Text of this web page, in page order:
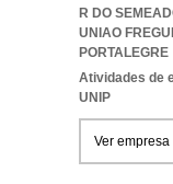
R DO
UNIAO
PORTALEGRE
Atividades de
UNIP
Ver empresa